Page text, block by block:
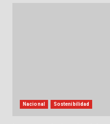
Nacional Sostenibilidad